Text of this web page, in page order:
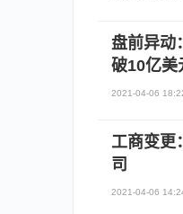
盘前异动
破10亿美
2021-04-06
工商变更
司
2021-04-06